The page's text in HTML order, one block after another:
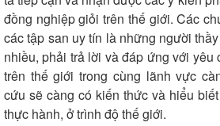
Thể thao
Bóng đá
Lịch thi đấu bóng đá
Thế giới thể thao
eSports
Ô tô -
Ô tô
Xe
Tư
đồng nghiệp giỏi trên thế giới. Các
các tập san uy tín là những người
nhiều, phải trả lời và đáp ứng với yêu
trên thế giới trong cùng lãnh vực
cứu sẽ càng có kiến thức và hiểu
thực hành, ở trình độ thế giới.